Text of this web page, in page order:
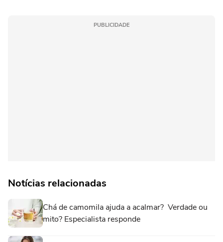
PUBLICIDADE
Notícias relacionadas
Chá de camomila ajuda a acalmar? Verdade ou
mito? Especialista responde